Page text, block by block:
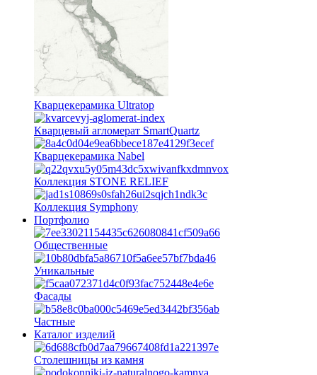
Кварцекерамика Ultratop
Кварцевый агломерат SmartQuartz
Кварцекерамика Nabel
Коллекция STONE RELIEF
Коллекция Symphony
Портфолио
Общественные
Уникальные
Фасады
Частные
Каталог изделий
Столешницы из камня